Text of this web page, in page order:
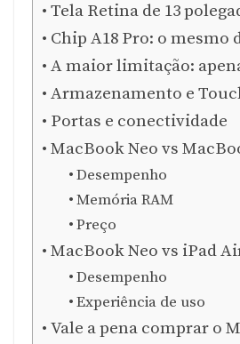
Tela Retina de 13
Chip A18 Pro: o mesmo
A maior limitação:
Armazenamento e
Portas e conectividade
MacBook Neo vs
Desempenho
Memória RAM
Preço
MacBook Neo vs iPad
Desempenho
Experiência de uso
Vale a pena comprar o